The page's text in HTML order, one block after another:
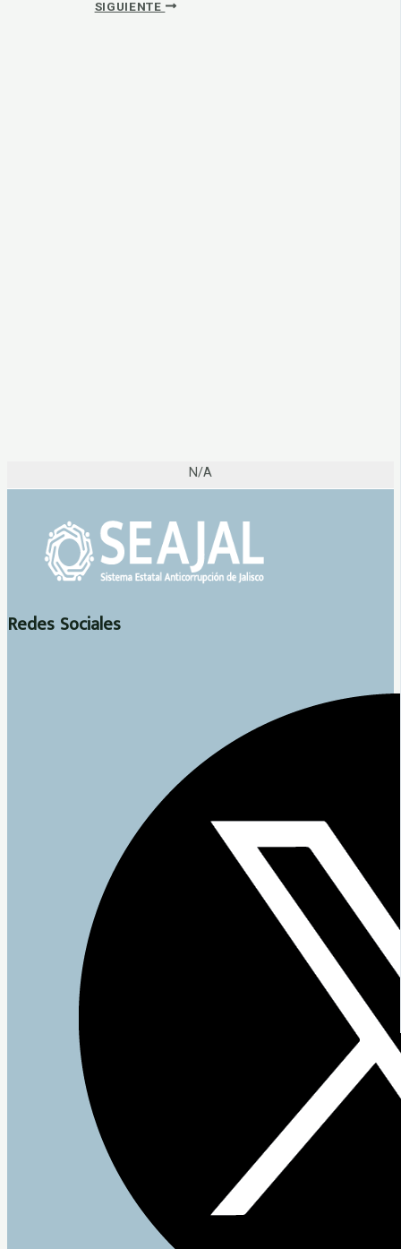
SIGUIENTE
N/A
Redes Sociales